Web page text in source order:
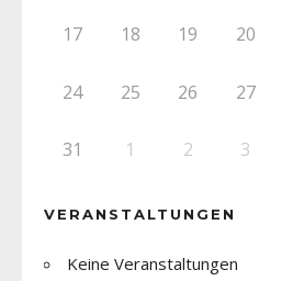
17 18 19 20
24 25 26 27
31 1 2 3
VERANSTALTUNGEN
Keine Veranstaltungen